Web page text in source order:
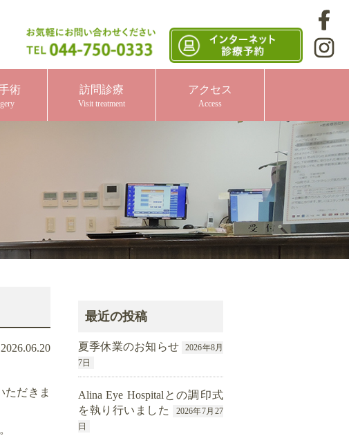
術 訪問診療
Visit treatment
アクセス
Access
2026.06.20
ただきま
最近の投稿
夏季休業のお知らせ
2026年8月
7日
Alina Eye Hospitalとの調印式
を執り行いました
2026年7月27
日